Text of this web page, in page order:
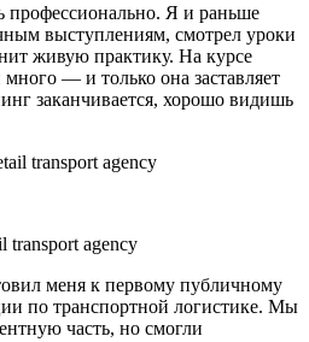
по сценической
программ для детей и
артиста Владимир Марченко), а
Владимира, Орска, где
профессионально. Я и раньше
выступлениям, смотрел уроки
живую практику. На курсе
— и только она заставляет
заканчивается, хорошо видишь
transport agency
меня к первому публичному
по транспортной логистике. Мы
часть, но смогли